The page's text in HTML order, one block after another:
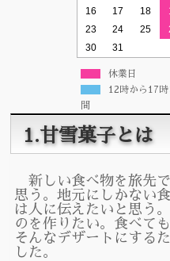
16
17 18
23
24 25
30
31
休業日
12時から17
間
1.甘雪菓子とは
新しい食べ物を旅先
思う。地元にしかない
は人に伝えたいと思う
のを作りたい。食べて
そんなデザートにする
した。